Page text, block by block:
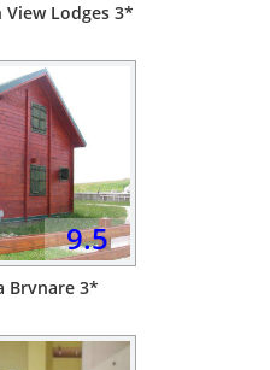
Lodges 3*
9.5
Brvnare 3*